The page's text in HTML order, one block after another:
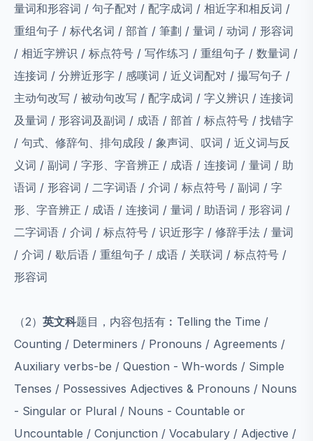
量词和形容词 / 句子配对 / 配字成词 / 相近字和相反词 /
重组句子 / 标代名词 / 部首 / 筆劃 / 量词 / 动词 / 形容词
/ 相近字辨识 / 标点符号 / 写作练习 / 重组句子 / 数量词 /
连接词 / 分辨近形字 / 感嘆词 / 近义词配对 / 撮写句子 /
主动句改写 / 被动句改写 / 配字成词 / 字义辨识 / 连接词
及量词 / 形容词及副词 / 成语 / 部首 / 标点符号 / 找错字
/ 句式、修辞句、排句成段 / 象声词、叹词 / 近义词与反
义词 / 副词 / 字形、字音辨正 / 成语 / 连接词 / 量词 / 助
语词 / 形容词 / 二字词语 / 介词 / 标点符号 / 副词 / 字
形、字音辨正 / 成语 / 连接词 / 量词 / 助语词 / 形容词 /
二字词语 / 介词 / 标点符号 / 识近形字 / 修辞手法 / 量词
/ 介词 / 歇后语 / 重组句子 / 成语 / 关联词 / 标点符号 /
形容词
（2） 英文科题目，内容包括有︰Telling the Time /
Counting / Determiners / Pronouns / Agreements /
Auxiliary verbs-be / Question - Wh-words / Simple
Tenses / Possessives Adjectives & Pronouns / Nouns
- Singular or Plural / Nouns - Countable or
Uncountable / Conjunction / Vocabulary / Adjective /